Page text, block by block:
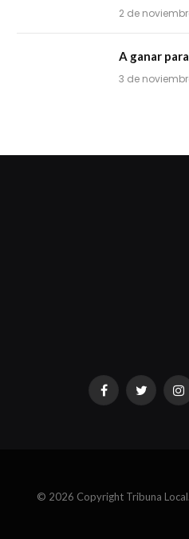
2 de
A ganar
3 de
FacebookTwitter
© 2026 Copyright Tribuna